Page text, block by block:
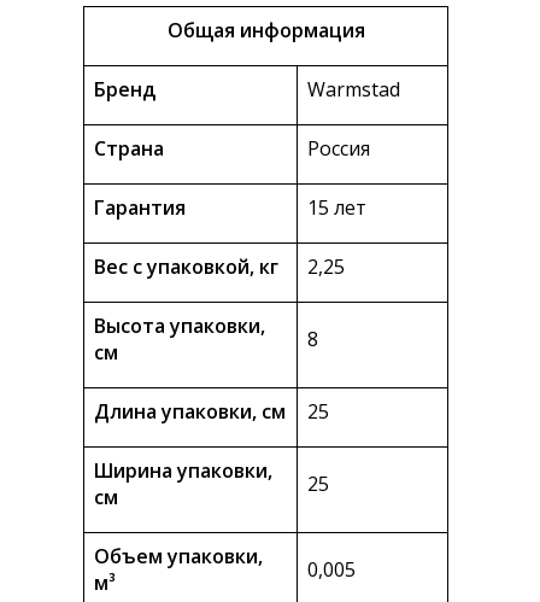
Общая информация
Бренд Warmstad
Страна Россия
Гарантия 15 лет
Вес с упаковкой, кг 2,25
Высота упаковки,
см
8
Длина упаковки, см 25
Ширина упаковки,
см
25
Объем упаковки,
м³
0,005